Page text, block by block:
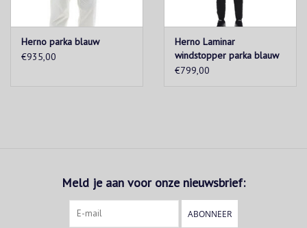
Herno parka blauw
€935,00
Herno Laminar
windstopper parka blauw
€799,00
Meld je aan voor onze nieuwsbrief:
ABONNEER